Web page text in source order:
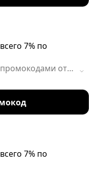
промокод
7% по
от
Активируйте
скидкой!
пополнения
7% по